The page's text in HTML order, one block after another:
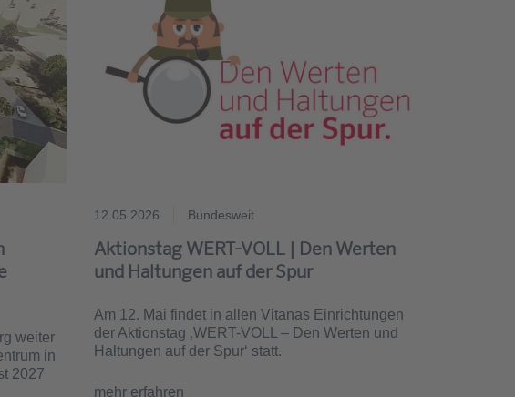
weiter
in
2027
12.05.2026 Bundesweit
Aktionstag WERT-VOLL | Den Werten
und Haltungen auf der Spur
Am 12. Mai findet in allen Vitanas Einrichtungen
der Aktionstag ‚WERT-VOLL – Den Werten und
Haltungen auf der Spur‘ statt.
mehr erfahren